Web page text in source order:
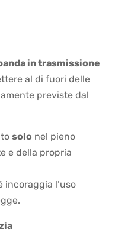
in trasmissione
al di fuori delle
previste dal
solo nel pieno
e della propria
incoraggia l’uso
specifiche su certi
prodotto